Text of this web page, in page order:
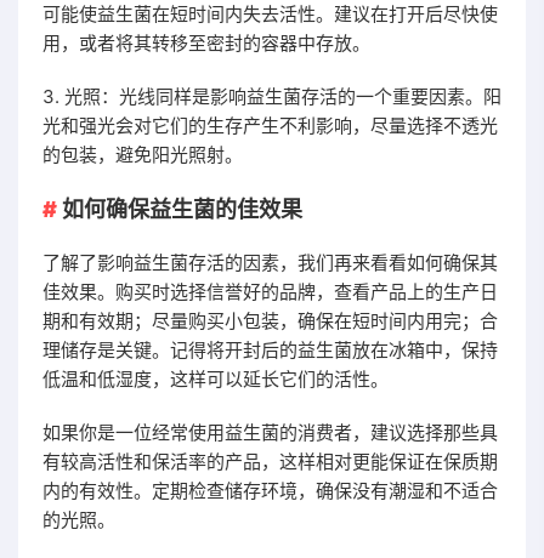
可能使益生菌在短时间内失去活性。建议在打开后尽快使
用，或者将其转移至密封的容器中存放。
3. 光照：光线同样是影响益生菌存活的一个重要因素。阳
光和强光会对它们的生存产生不利影响，尽量选择不透光
的包装，避免阳光照射。
如何确保益生菌的佳效果
了解了影响益生菌存活的因素，我们再来看看如何确保其
佳效果。购买时选择信誉好的品牌，查看产品上的生产日
期和有效期；尽量购买小包装，确保在短时间内用完；合
理储存是关键。记得将开封后的益生菌放在冰箱中，保持
低温和低湿度，这样可以延长它们的活性。
如果你是一位经常使用益生菌的消费者，建议选择那些具
有较高活性和保活率的产品，这样相对更能保证在保质期
内的有效性。定期检查储存环境，确保没有潮湿和不适合
的光照。